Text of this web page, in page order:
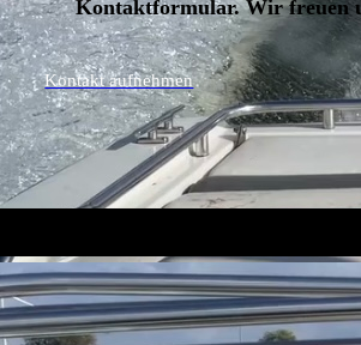
Kontaktformular. Wir freuen
Kontakt aufnehmen